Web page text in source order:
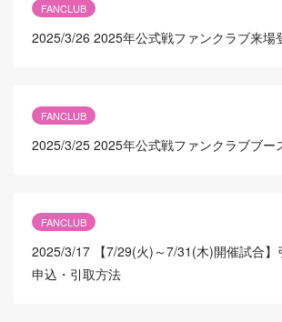
FANCLUB
2025/3/26 2025年公式戦ファンクラブ来場
FANCLUB
2025/3/25 2025年公式戦ファンクラブブー
FANCLUB
2025/3/17 【7/29(火)～7/31(木)開催試合】
申込・引取方法